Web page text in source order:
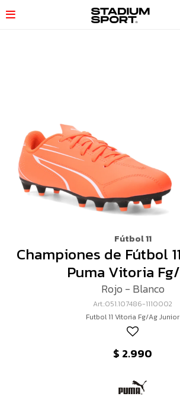

Fútbol 11
Championes de Fútbol
Puma Vitoria
Rojo - Blanco
051.107486-1110002
Futbol 11 Vitoria Fg/Ag Junior
$ 2.990